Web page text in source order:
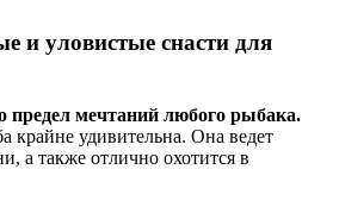
и уловистые снасти для
предел мечтаний любого рыбака.
крайне удивительна. Она ведет
а также отлично охотится в